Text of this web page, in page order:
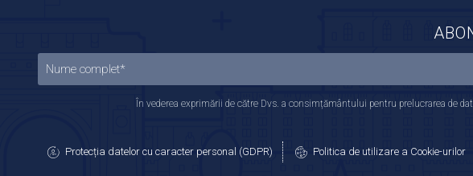
În vederea exprimării de către Dvs. a consimțământului pentru prelucrarea de
Protecția datelor cu caracter personal (GDPR) Politica de utilizare a Cookie-urilor